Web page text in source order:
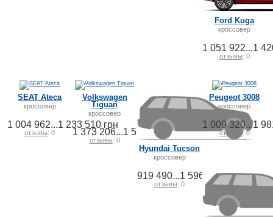
Ford Kuga
кроссовер
1 051 922...1
отзывы: 0
SEAT Ateca
кроссовер
1 004 962...1 233 510 грн
отзывы: 0
Volkswagen
Tiguan
кроссовер
1 373 206...1 591 881 грн
отзывы: 0
Hyundai Tucson
кроссовер
919 490...1 596 010 грн
отзывы: 0
Peugeot 3008
кроссовер
1 009 320...1
отзывы: 0